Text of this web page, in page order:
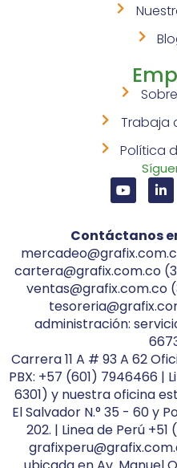
Trabaja
Política
Contáctanos
cartera@grafix.com.co
ventas@grafix.com.co
administración:
Carrera 11 A # 93 A 62
PBX: +57 (601) 7946466 |
6301) y nuestra oficina
El Salvador N.° 35 - 60 y
202. | Linea de Perú